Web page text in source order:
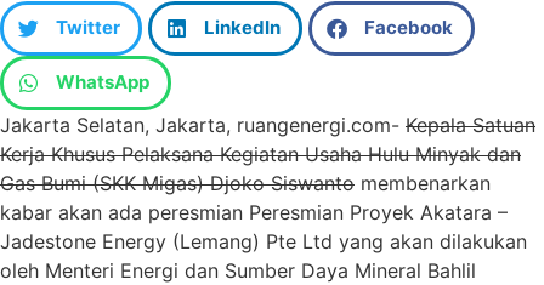
Twitter LinkedIn Facebook
WhatsApp
Jakarta Selatan, Jakarta, ruangenergi.com- Kepala Satuan
Kerja Khusus Pelaksana Kegiatan Usaha Hulu Minyak dan
Gas Bumi (SKK Migas) Djoko Siswanto membenarkan
kabar akan ada peresmian Peresmian Proyek Akatara –
Jadestone Energy (Lemang) Pte Ltd yang akan dilakukan
oleh Menteri Energi dan Sumber Daya Mineral Bahlil